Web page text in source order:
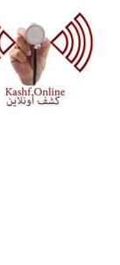
Skip
content